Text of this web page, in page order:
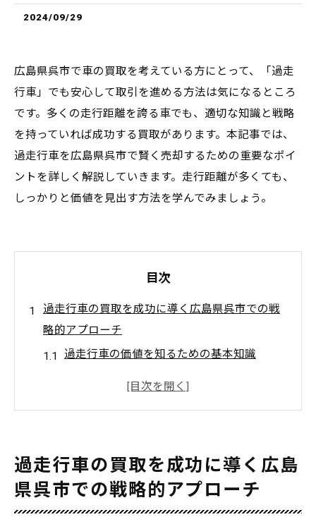
2024/09/29
広島県呉市で車の買取を考えている方にとって、「過走
行車」でも安心して取引を進める方法は気になるところ
です。多くの走行距離を誇る車でも、適切な知識と戦略
を持っていれば成功する買取があります。本記事では、
過走行車を広島県呉市で賢く売却するための重要なポイ
ントを詳しく解説していきます。走行距離が多くても、
しっかりと価値を見出す方法を学んでみましょう。
目次
過走行車の買取を成功に導く広島県呉市での戦
略的アプローチ
過走行車の価値を知るための基本知識
広島県呉市の過走行車市場動向を分析
広島県呉市での買取成功事例の紹介
車買取で失敗しないための呉市での過走行車対
過走行車の買取を成功に導く広島
県呉市での戦略的アプローチ